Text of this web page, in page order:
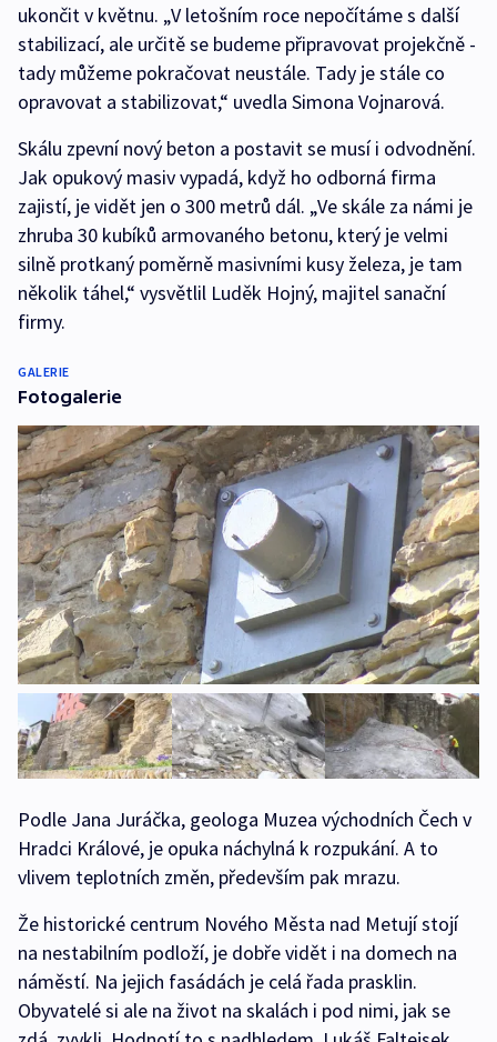
ukončit v květnu. „V letošním roce nepočítáme s další
stabilizací, ale určitě se budeme připravovat projekčně -
tady můžeme pokračovat neustále. Tady je stále co
opravovat a stabilizovat,“ uvedla Simona Vojnarová.
Skálu zpevní nový beton a postavit se musí i odvodnění.
Jak opukový masiv vypadá, když ho odborná firma
zajistí, je vidět jen o 300 metrů dál. „Ve skále za námi je
zhruba 30 kubíků armovaného betonu, který je velmi
silně protkaný poměrně masivními kusy železa, je tam
několik táhel,“ vysvětlil Luděk Hojný, majitel sanační
firmy.
GALERIE
Fotogalerie
Podle Jana Juráčka, geologa Muzea východních Čech v
Hradci Králové, je opuka náchylná k rozpukání. A to
vlivem teplotních změn, především pak mrazu.
Že historické centrum Nového Města nad Metují stojí
na nestabilním podloží, je dobře vidět i na domech na
náměstí. Na jejich fasádách je celá řada prasklin.
Obyvatelé si ale na život na skalách i pod nimi, jak se